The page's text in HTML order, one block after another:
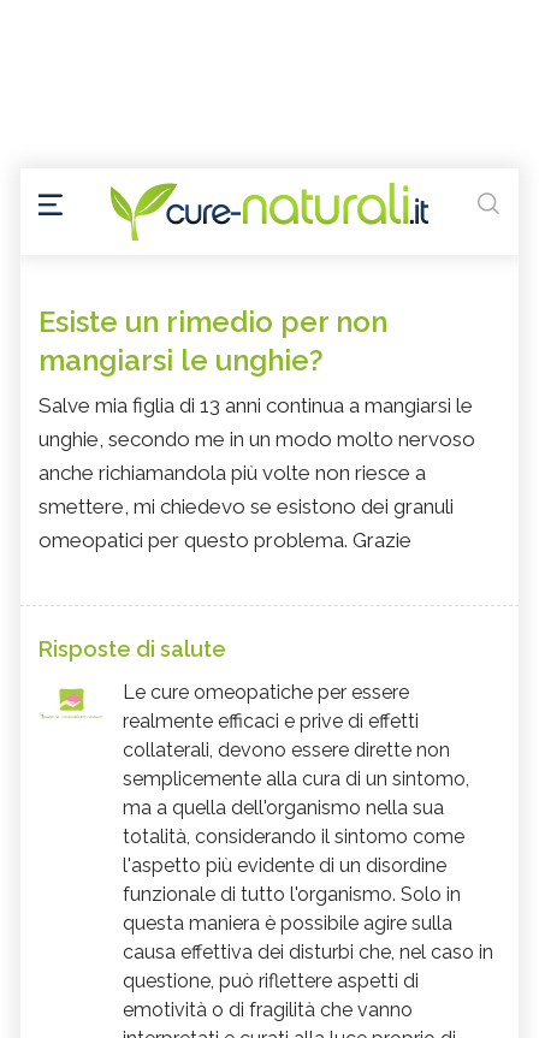
Esiste un rimedio per non
mangiarsi le unghie?
Salve mia figlia di 13 anni continua a mangiarsi le
unghie, secondo me in un modo molto nervoso
anche richiamandola più volte non riesce a
smettere, mi chiedevo se esistono dei granuli
omeopatici per questo problema. Grazie
Risposte di salute
Le cure omeopatiche per essere
realmente efficaci e prive di effetti
collaterali, devono essere dirette non
semplicemente alla cura di un sintomo,
ma a quella dell'organismo nella sua
totalità, considerando il sintomo come
l'aspetto più evidente di un disordine
funzionale di tutto l'organismo. Solo in
questa maniera è possibile agire sulla
causa effettiva dei disturbi che, nel caso in
questione, può riflettere aspetti di
emotività o di fragilità che vanno